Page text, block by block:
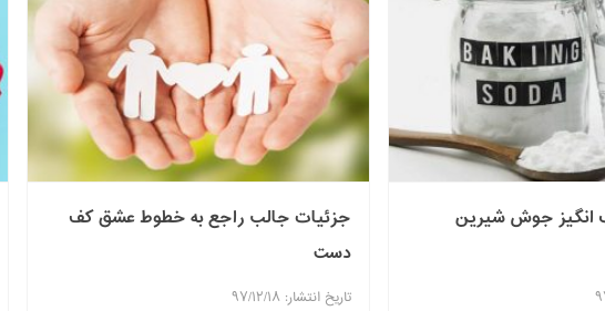
جزئیات جالب راجع به خطوط عشق کف
دست
تاریخ انتشار: ۹۷/۱۲/۱۸